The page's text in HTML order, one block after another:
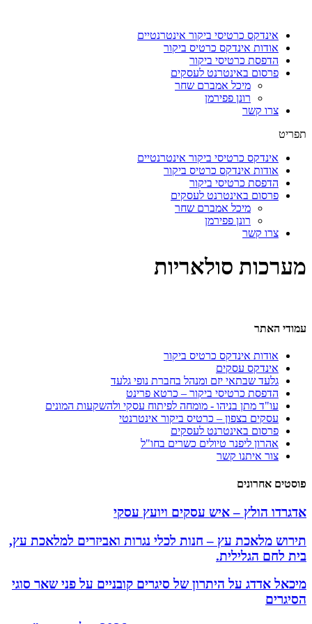
אינדקס כרטיסי ביקור אינטרנטיים
אודות אינדקס כרטיס ביקור
הדפסת כרטיסי ביקור
פרסום באינטרנט לעסקים
מיכל אמברם שחר
רונן פפירמן
צרו קשר
תפריט
אינדקס כרטיסי ביקור אינטרנטיים
אודות אינדקס כרטיס ביקור
הדפסת כרטיסי ביקור
פרסום באינטרנט לעסקים
מיכל אמברם שחר
רונן פפירמן
צרו קשר
מערכות סולאריות
עמודי האתר
אודות אינדקס כרטיס ביקור
אינדקס עסקים
גלעד שבתאי יזם ומנהל בחברת נופי גלעד
הדפסת כרטיסי ביקור – כרטא פרינט
עו"ד מתן בניהו - מומחה לפיתוח עסקי ולהשקעות המונים
עסקים בצפון – כרטיס ביקור אינטרנטי
פרסום באינטרנט לעסקים
אהרון ליפנר טיולים כשרים בחו"ל
צור איתנו קשר
פוסטים אחרונים
אדגרדו הולץ – איש עסקים ויועץ עסקי
תירוש מלאכת עץ – חנות לכלי נגרות ואביזרים למלאכת עץ,
בית לחם הגלילית.
מיכאל אדדג על היתרון של סיגרים קובניים על פני שאר סוגי
הסיגרים